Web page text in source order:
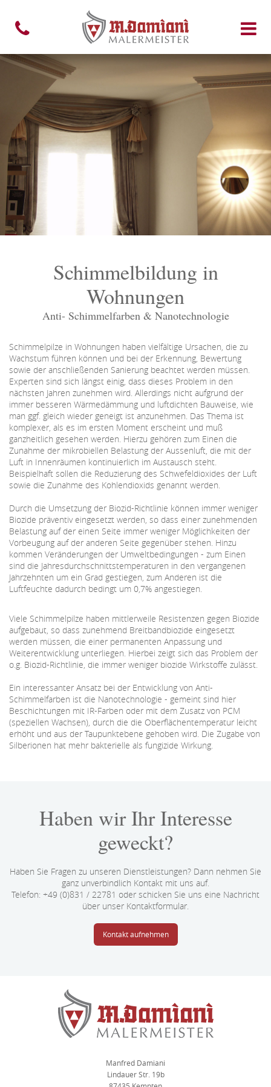
Schimmelbildung in
Wohnungen
Anti- Schimmelfarben & Nanotechnologie
Schimmelpilze in Wohnungen haben vielfältige Ursachen, die zu
Wachstum führen können und bei der Erkennung, Bewertung
sowie der anschließenden Sanierung beachtet werden müssen.
Experten sind sich längst einig, dass dieses Problem in den
nächsten Jahren zunehmen wird. Allerdings nicht aufgrund der
immer besseren Wärmedämmung und luftdichten Bauweise, wie
man ggf. gleich wieder geneigt ist anzunehmen. Das Thema ist
komplexer, als es im ersten Moment erscheint und muß
ganzheitlich gesehen werden. Hierzu gehören zum Einen die
Zunahme der mikrobiellen Belastung der Aussenluft, die mit der
Luft in Innenräumen kontinuierlich im Austausch steht.
Beispielhaft sollen die Reduzierung des Schwefeldioxides der Luft
sowie die Zunahme des Kohlendioxids genannt werden.
Durch die Umsetzung der Biozid-Richtlinie können immer weniger
Biozide präventiv eingesetzt werden, so dass einer zunehmenden
Belastung auf der einen Seite immer weniger Möglichkeiten der
Vorbeugung auf der anderen Seite gegenüber stehen. Hinzu
kommen Veränderungen der Umweltbedingungen - zum Einen
sind die Jahresdurchschnittstemperaturen in den vergangenen
Jahrzehnten um ein Grad gestiegen, zum Anderen ist die
Luftfeuchte dadurch bedingt um 0,7% angestiegen.
Viele Schimmelpilze haben mittlerweile Resistenzen gegen Biozide
aufgebaut, so dass zunehmend Breitbandbiozide eingesetzt
werden müssen, die einer permanenten Anpassung und
Weiterentwicklung unterliegen. Hierbei zeigt sich das Problem der
o.g. Biozid-Richtlinie, die immer weniger biozide Wirkstoffe zulässt.
Ein interessanter Ansatz bei der Entwicklung von Anti-
Schimmelfarben ist die Nanotechnologie - gemeint sind hier
Beschichtungen mit IR-Farben oder mit dem Zusatz von PCM
(speziellen Wachsen), durch die die Oberflächentemperatur leicht
erhöht und aus der Taupunktebene gehoben wird. Die Zugabe von
Silberionen hat mehr bakterielle als fungizide Wirkung.
Haben wir Ihr Interesse
geweckt?
Haben Sie Fragen zu unseren Dienstleistungen? Dann nehmen Sie
ganz unverbindlich Kontakt mit uns auf.
Telefon: +49 (0)831 / 22781 oder schicken Sie uns eine Nachricht
über unser Kontaktformular.
Kontakt aufnehmen
Manfred Damiani
Lindauer Str. 19b